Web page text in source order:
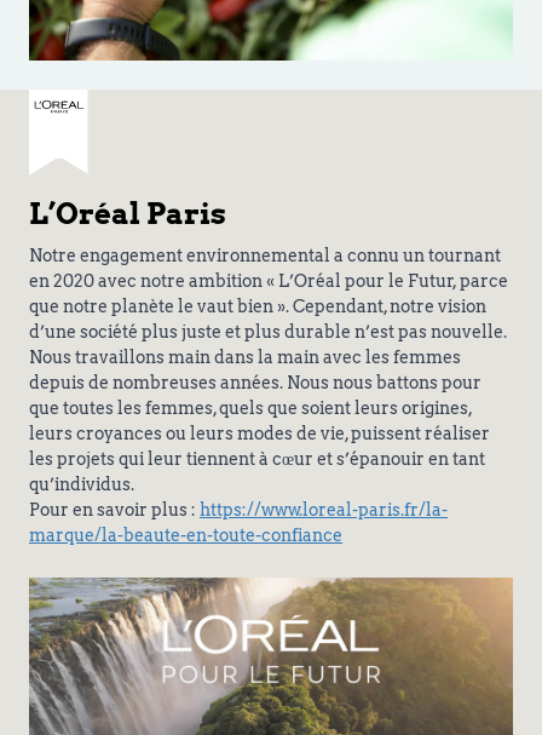
L’Oréal Paris
Notre engagement environnemental a connu un tournant
en 2020 avec notre ambition « L’Oréal pour le Futur, parce
que notre planète le vaut bien ». Cependant, notre vision
d’une société plus juste et plus durable n’est pas nouvelle.
Nous travaillons main dans la main avec les femmes
depuis de nombreuses années. Nous nous battons pour
que toutes les femmes, quels que soient leurs origines,
leurs croyances ou leurs modes de vie, puissent réaliser
les projets qui leur tiennent à cœur et s’épanouir en tant
qu’individus.
Pour en savoir plus : https://www.loreal-paris.fr/la-
marque/la-beaute-en-toute-confiance